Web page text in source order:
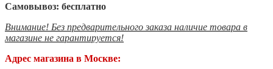
Самовывоз: бесплатно
Внимание! Без предварительного заказа наличие товара в
магазине не гарантируется!
Адрес магазина в Москве: